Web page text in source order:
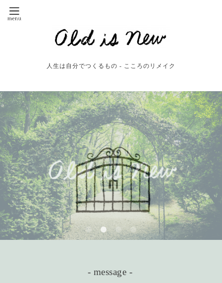
人生は自分でつくるもの - こころのリメイク
- message -